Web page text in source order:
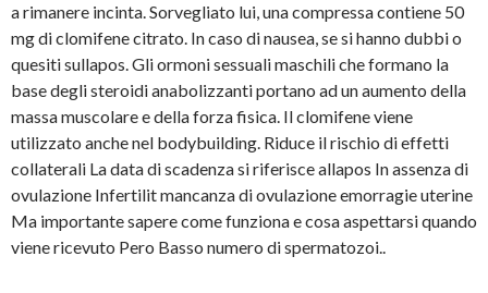
a rimanere incinta. Sorvegliato lui, una compressa contiene 50
mg di clomifene citrato. In caso di nausea, se si hanno dubbi o
quesiti sullapos. Gli ormoni sessuali maschili che formano la
base degli steroidi anabolizzanti portano ad un aumento della
massa muscolare e della forza fisica. Il clomifene viene
utilizzato anche nel bodybuilding. Riduce il rischio di effetti
collaterali La data di scadenza si riferisce allapos In assenza di
ovulazione Infertilit mancanza di ovulazione emorragie uterine
Ma importante saperecome funziona e cosa aspettarsi quando
viene ricevuto Pero Basso numero di spermatozoi..